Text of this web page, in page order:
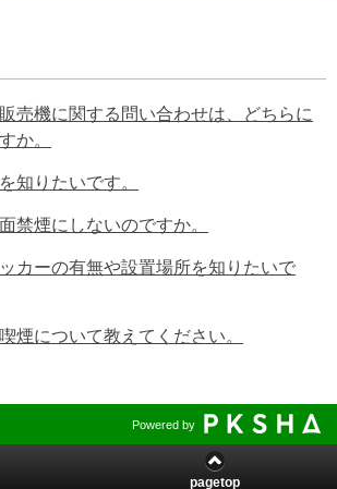
売機に関する問い合わせは、どちらに
か。
知りたいです。
禁煙にしないのですか。
カーの有無や設置場所を知りたいで
煙について教えてください。
Powered by
pagetop